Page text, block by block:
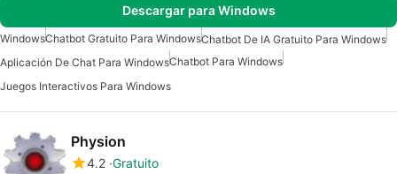
Descargar para Windows
WindowsChatbot Gratuito Para WindowsChatbot De IA Gratuito Para Windows
Aplicación De Chat Para WindowsChatbot Para Windows
Juegos Interactivos Para Windows
Physion
4.2 Gratuito